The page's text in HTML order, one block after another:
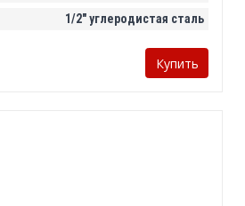
1/2" углеродистая сталь
Купить